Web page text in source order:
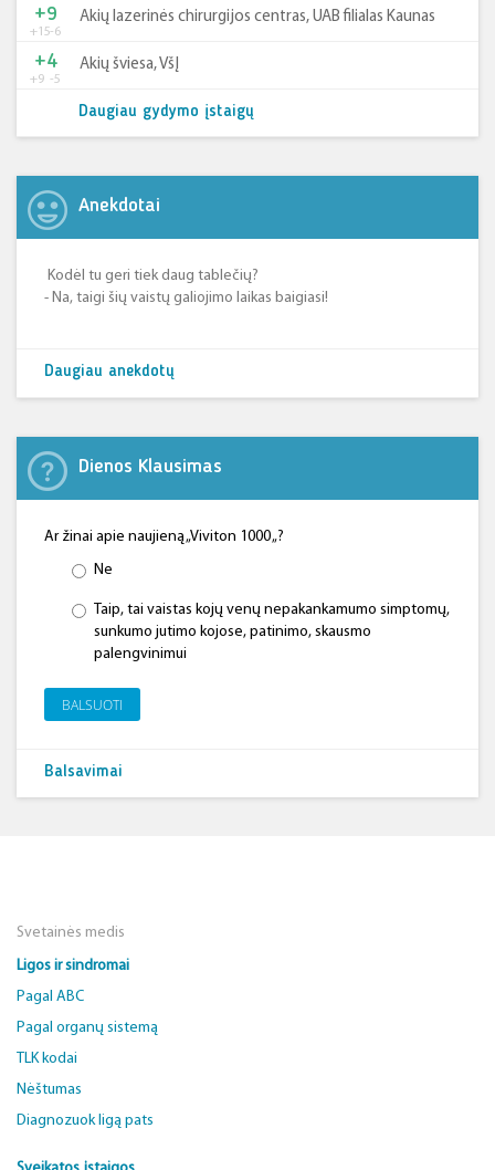
+15-6
+9 Akių lazerinės chirurgijos centras, UAB filialas Kaunas
+9 -5
+4 Akių šviesa, VšĮ
Daugiau gydymo įstaigų
Anekdotai
Kodėl tu geri tiek daug tablečių?
- Na, taigi šių vaistų galiojimo laikas baigiasi!
Daugiau anekdotų
Dienos Klausimas
Ar žinai apie naujieną „Viviton 1000 „?
Ne
Taip, tai vaistas kojų venų nepakankamumo simptomų,
sunkumo jutimo kojose, patinimo, skausmo
palengvinimui
BALSUOTI
Balsavimai
Svetainės medis
Ligos ir sindromai
Pagal ABC
Pagal organų sistemą
TLK kodai
Nėštumas
Diagnozuok ligą pats